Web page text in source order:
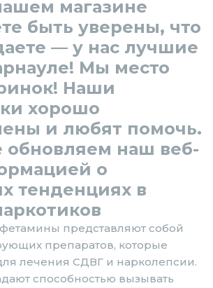
магазине
быть уверены, что
— у нас лучшие
Мы место
Наши
хорошо
и любят помочь.
наш веб-
о
тенденциях в
представляют собой
препаратов, которые
лечения СДВГ и нарколепсии.
способностью вызывать